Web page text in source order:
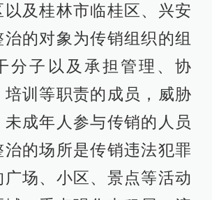
以及桂林市临桂区、兴安
的对象为传销组织的组
分子以及承担管理、协
培训等职责的成员，威胁
成年人参与传销的人员
治的场所是传销违法犯罪
场、小区、景点等活动